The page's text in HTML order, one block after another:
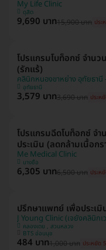
My Life Clinic
ดุสิต
9,690 บาท15,900 บาท ประ
โปรแกรมโบท็อกซ์ จำน
(รักแร้)
คลินิกหนองขาหย่าง อุทัยธานี
อุทัยธานี
3,579 บาท3,690 บาท ประห
โปรแกรมฉีดโบท็อกซ์ จ
ประเมิน (ลดกล้ามเนื้อก
Me Medical Clinic
บางซื่อ
6,305 บาท6,500 บาท ประห
ปรึกษาแพทย์ เพื่อประเ
J Young Clinic (เจยังคลินิกเ
คลองเตย , สวนหลวง
BTS อ่อนนุช
484 บาท1,000 บาท ประหยัด